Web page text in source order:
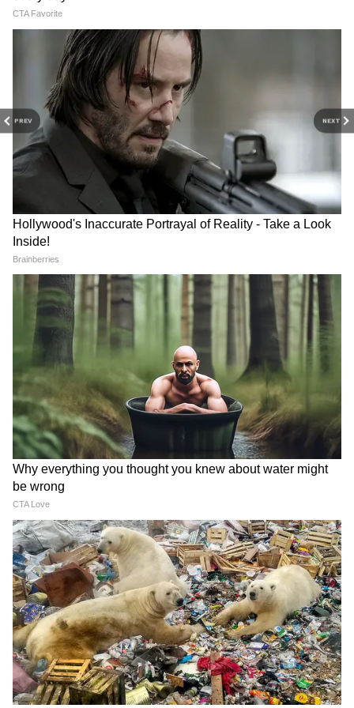
PREV NEXT
Related Articles
Love Horoscope in Bengali: আজ সম্পর্কের
ক্ষেত্রে নিজেকে ভাগ্যবান মনে করবেন! দেখে নিন
আজকের প্রেমের রাশিফল
Money Horoscope in Bengali: আজ আপনার
আয়ের নতুন পথ খুলবে! দেখে নিন আজকের আর্থিক
রাশিফল
কর্কট- বাড়ি সংক্রান্ত বা জমি সংক্রান্ত বিষয়ে কিছু
লাভের যোগ রয়েছে। শিক্ষার্থীদের জন্য আজ বিশেষ
কোনও সুখবর আসতে পারে। শরীরিক সমস্যার
জন্য কাজের ক্ষতি হতে পারে। বাড়িতে কোনও
অতিথি আসতে পারে। অর্থনৈতিক সমস্যার সন্মুখীন
হওয়ার আশঙ্কা রয়েছে। দুপুরের পর প্রত্যাশিত
কাজে অগ্রগতি হওয়ার সম্ভাবনা রয়েছে। রাজনীতির
সঙ্গে যুক্ত আছেন যারা তাদের জন্য দিনটি মোটামুটি
Jade Plant: জেড প্ল্যান্ট রাখার
নিয়ম জানেন? এই ৫টা বাস্তু
টিপস মানলে টাকা আটকাবে না,
ধার শোধ হবে
Shani Vakri 2026: জুলাই মাসে
বক্রী হবে শনি! এই চালে ৪ রাশির
জীবনে আসছে অশনি সংকেত?
Grah Dosha: ভাগ্য ফেরাতে
চান? গরুকে খাওয়ান এই ৯টি
জিনিস, গ্রহদোষ কাটবে চটজলদি
সই করার এই ৫টা ভুলে লক্ষ্মী
ছেড়ে যায়! গুরুত্বপূর্ণ নথিতে সই
করছেন তো নিয়ম মেনে?
LATEST VIDEOS